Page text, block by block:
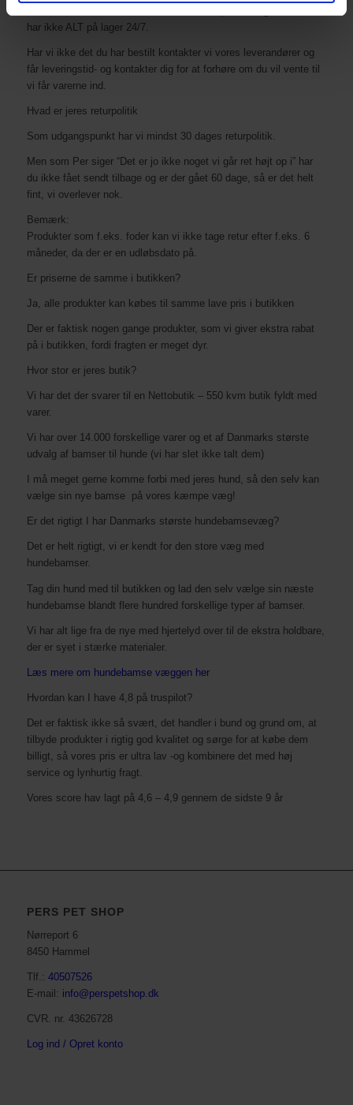
har ikke ALT på lager 24/7.
Har vi ikke det du har bestilt kontakter vi vores leverandører og
får leveringstid- og kontakter dig for at forhøre om du vil vente til
vi får varerne ind.
Hvad er jeres returpolitik
Som udgangspunkt har vi mindst 30 dages returpolitik.
Men som Per siger “Det er jo ikke noget vi går ret højt op i” har
du ikke fået sendt tilbage og er der gået 60 dage, så er det helt
fint, vi overlever nok.
Bemærk:
Produkter som f.eks. foder kan vi ikke tage retur efter f.eks. 6
måneder, da der er en udløbsdato på.
Er priserne de samme i butikken?
Ja, alle produkter kan købes til samme lave pris i butikken
Der er faktisk nogen gange produkter, som vi giver ekstra rabat
på i butikken, fordi fragten er meget dyr.
Hvor stor er jeres butik?
Vi har det der svarer til en Nettobutik – 550 kvm butik fyldt med
varer.
Vi har over 14.000 forskellige varer og et af Danmarks største
udvalg af bamser til hunde (vi har slet ikke talt dem)
I må meget gerne komme forbi med jeres hund, så den selv kan
vælge sin nye bamse på vores kæmpe væg!
Er det rigtigt I har Danmarks største hundebamsevæg?
Det er helt rigtigt, vi er kendt for den store væg med
hundebamser.
Tag din hund med til butikken og lad den selv vælge sin næste
hundebamse blandt flere hundred forskellige typer af bamser.
Vi har alt lige fra de nye med hjertelyd over til de ekstra holdbare,
der er syet i stærke materialer.
Læs mere om hundebamse væggen her
Hvordan kan I have 4,8 på truspilot?
Det er faktisk ikke så svært, det handler i bund og grund om, at
tilbyde produkter i rigtig god kvalitet og sørge for at købe dem
billigt, så vores pris er ultra lav -og kombinere det med høj
service og lynhurtig fragt.
Vores score hav lagt på 4,6 – 4,9 gennem de sidste 9 år
PERS PET SHOP
Nørreport 6
8450 Hammel
Tlf.: 40507526
E-mail: info@perspetshop.dk
CVR. nr. 43626728
Log ind / Opret konto